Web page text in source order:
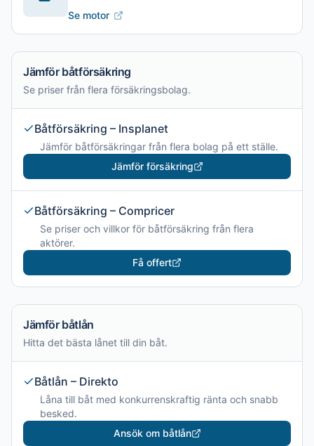
Se motor
Jämför båtförsäkring
Se priser från flera försäkringsbolag.
Båtförsäkring – Insplanet
Jämför båtförsäkringar från flera bolag på ett ställe.
Jämför försäkring
Båtförsäkring – Compricer
Se priser och villkor för båtförsäkring från flera
aktörer.
Få offert
Jämför båtlån
Hitta det bästa lånet till din båt.
Båtlån – Direkto
Låna till båt med konkurrenskraftig ränta och snabb
besked.
Ansök om båtlån